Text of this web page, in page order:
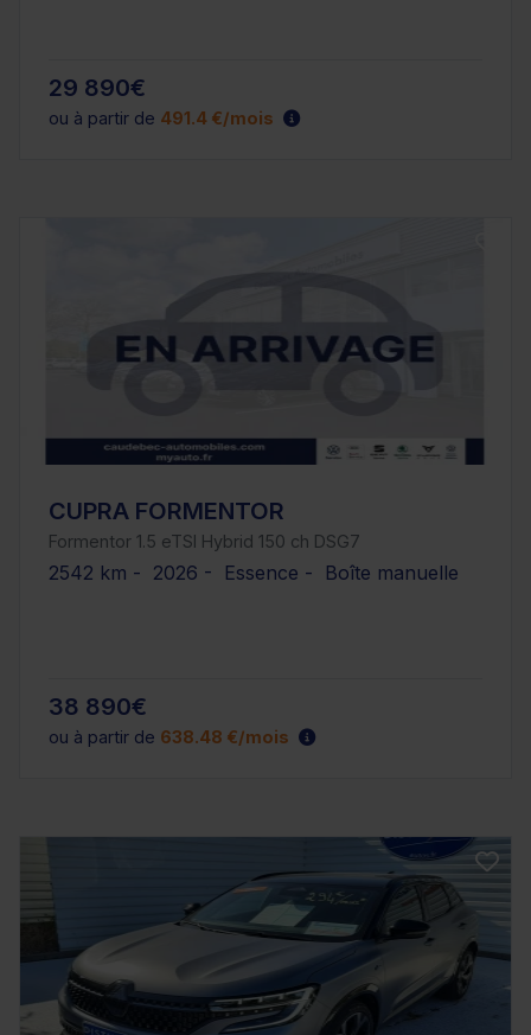
29 890€
ou à partir de 491.4 €/mois
CUPRA FORMENTOR
Formentor 1.5 eTSI Hybrid 150 ch DSG7
2542 km - 2026 - Essence - Boîte manuelle
38 890€
ou à partir de 638.48 €/mois